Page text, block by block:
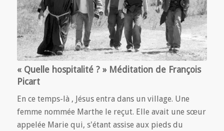
« Quelle hospitalité ? » Méditation de François
Picart
En ce temps-là , Jésus entra dans un village. Une
femme nommée Marthe le reçut. Elle avait une sœur
appelée Marie qui, s'étant assise aux pieds du